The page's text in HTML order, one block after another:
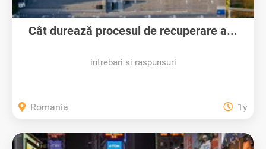
Cât durează procesul de recuperare a...
intrebari si raspunsuri
Romania 1y